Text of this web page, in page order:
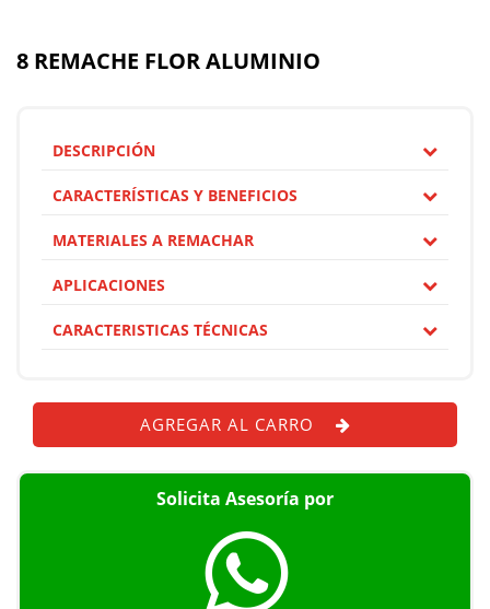
8 REMACHE FLOR ALUMINIO
DESCRIPCIÓN
CARACTERÍSTICAS Y BENEFICIOS
MATERIALES A REMACHAR
APLICACIONES
CARACTERISTICAS TÉCNICAS
AGREGAR AL CARRO
Solicita Asesoría por